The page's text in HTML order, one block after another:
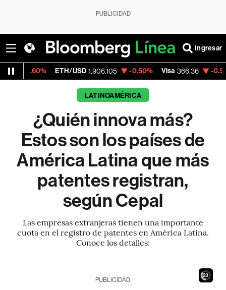
PUBLICIDAD
Ingresar
1,906.105 -0.50% Visa 366.36 -0.59% MercadoLibre
LATINOAMÉRICA
¿Quién innova más?
Estos son los países de
América Latina que más
patentes registran,
según Cepal
Las empresas extranjeras tienen una importante
cuota en el registro de patentes en América Latina.
Conoce los detalles:
21
PUBLICIDAD